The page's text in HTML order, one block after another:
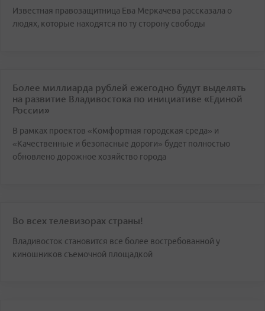
Известная правозащитница Ева Меркачева рассказала о
людях, которые находятся по ту сторону свободы
Более миллиарда рублей ежегодно будут выделять
на развитие Владивостока по инициативе «Единой
России»
В рамках проектов «Комфортная городская среда» и
«Качественные и безопасные дороги» будет полностью
обновлено дорожное хозяйство города
Во всех телевизорах страны!
Владивосток становится все более востребованной у
киношников съемочной площадкой